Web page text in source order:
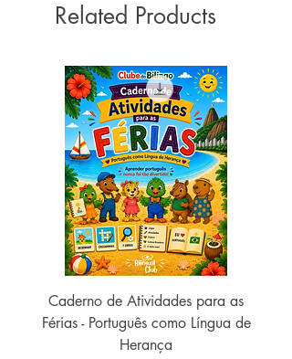
PÁGINAS: 8
Related Products
Caderno de Atividades para as
Férias - Português como Língua de
Herança